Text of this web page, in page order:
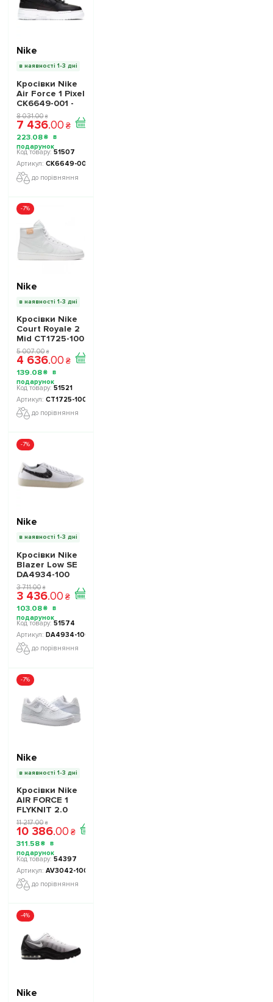
Nike
в наявності 1-3 дні
Кросівки Nike
Air Force 1 Pixel
CK6649-001 -
Офіційна
Продукція
8 031.00 ₴
7 436.00 ₴
223.08 ₴
51507
CK6649-001
до порівняння
-7%
Nike
в наявності 1-3 дні
Кросівки Nike
Court Royale 2
Mid CT1725-100
жіночи -
Офіційна
Продукція
5 007.00 ₴
4 636.00 ₴
139.08 ₴
51521
CT1725-100
до порівняння
-7%
Nike
в наявності 1-3 дні
Кросівки Nike
Blazer Low SE
DA4934-100
жіночі -
Офіційна
Продукція
3 711.00 ₴
3 436.00 ₴
103.08 ₴
51574
DA4934-100
до порівняння
-7%
Nike
в наявності 1-3 дні
Кросівки Nike
AIR FORCE 1
FLYKNIT 2.0
AV3042-100 -
Офіційна
Продукція
11 217.00 ₴
10 386.00 ₴
311.58 ₴
54397
AV3042-100
до порівняння
-4%
Nike